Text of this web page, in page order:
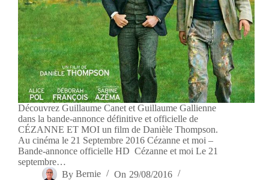
Découvrez Guillaume Canet et Guillaume Gallienne
dans la bande-annonce définitive et officielle de
CÉZANNE ET MOI un film de Danièle Thompson.
Au cinéma le 21 Septembre 2016 Cézanne et moi –
Bande-annonce officielle HD Cézanne et moi Le 21
septembre…
By Bernie On 29/08/2016